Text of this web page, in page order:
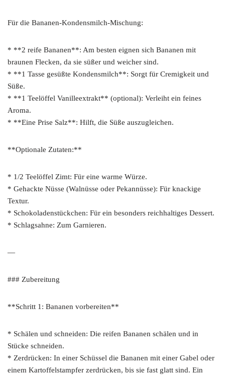
Für die Bananen-Kondensmilch-Mischung:
* **2 reife Bananen**: Am besten eignen sich Bananen mit
braunen Flecken, da sie süßer und weicher sind.
* **1 Tasse gesüßte Kondensmilch**: Sorgt für Cremigkeit und
Süße.
* **1 Teelöffel Vanilleextrakt** (optional): Verleiht ein feines
Aroma.
* **Eine Prise Salz**: Hilft, die Süße auszugleichen.
**Optionale Zutaten:**
* 1/2 Teelöffel Zimt: Für eine warme Würze.
* Gehackte Nüsse (Walnüsse oder Pekannüsse): Für knackige
Textur.
* Schokoladenstückchen: Für ein besonders reichhaltiges Dessert.
* Schlagsahne: Zum Garnieren.
—
### Zubereitung
**Schritt 1: Bananen vorbereiten**
* Schälen und schneiden: Die reifen Bananen schälen und in
Stücke schneiden.
* Zerdrücken: In einer Schüssel die Bananen mit einer Gabel oder
einem Kartoffelstampfer zerdrücken, bis sie fast glatt sind. Ein